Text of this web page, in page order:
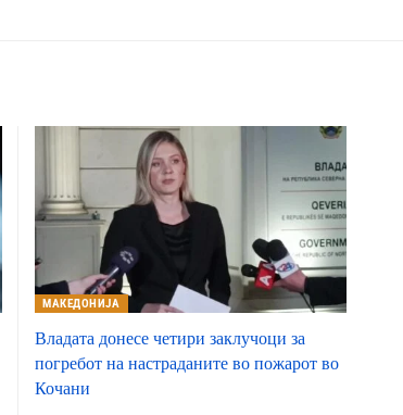
МАКЕДОНИЈА
Владата донесе четири заклучоци за
погребот на настраданите во пожарот во
Кочани